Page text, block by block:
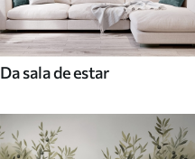
Da sala de estar